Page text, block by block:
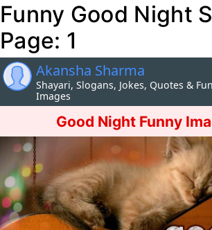
Funny Good Night
Page: 1
Akansha Sharma
Shayari, Slogans, Jokes, Quotes &
Images
Good Night Funny